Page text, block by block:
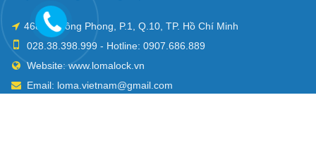
468 Lê Hồng Phong, P.1, Q.10, TP. Hồ Chí Minh
028.38.398.999 - Hotline: 0907.686.889
Website: www.lomalock.vn
Email: loma.vietnam@gmail.com